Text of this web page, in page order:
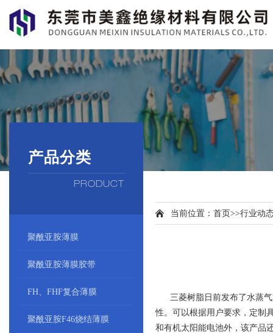
产品分类
PRODUCT
聚酰亚胺薄膜
聚酰亚胺薄膜胶带
FH、FHF复合薄膜
聚酰亚胺F46烧结薄膜
当前位置： 首页>>行业动
三菱树脂日前发布了水蒸气
性。可以根据用户要求，定制
和有机太阳能电池外，该产品